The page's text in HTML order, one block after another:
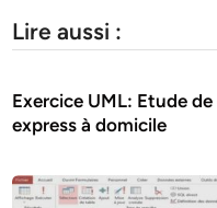
Lire aussi :
Exercice UML: Etude
express à domicile